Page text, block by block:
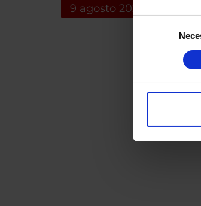
Con il tuo
digitali).
modificare o
che hanno
9 agosto 2026